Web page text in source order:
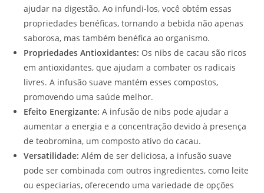
ajudar na digestão. Ao infundi-los, você obtém essas
propriedades benéficas, tornando a bebida não apenas
saborosa, mas também benéfica ao organismo.
Propriedades Antioxidantes: Os nibs de cacau são ricos
em antioxidantes, que ajudam a combater os radicais
livres. A infusão suave mantém esses compostos,
promovendo uma saúde melhor.
Efeito Energizante: A infusão de nibs pode ajudar a
aumentar a energia e a concentração devido à presença
de teobromina, um composto ativo do cacau.
Versatilidade: Além de ser deliciosa, a infusão suave
pode ser combinada com outros ingredientes, como leite
ou especiarias, oferecendo uma variedade de opções